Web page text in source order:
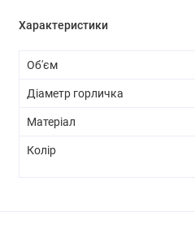
Характеристики
Об'єм
Діаметр горличка
Матеріал
Колір